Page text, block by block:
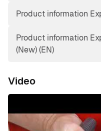
Product information
Product information
(New) (EN)
Video